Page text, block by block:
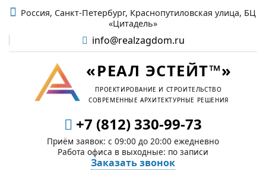
Россия, Санкт-Петербург, Краснопутиловская улица, БЦ
«Цитадель»
info@realzagdom.ru
«РЕАЛ ЭСТЕЙТ™»
ПРОЕКТИРОВАНИЕ И СТРОИТЕЛЬСТВО
СОВРЕМЕННЫЕ АРХИТЕКТУРНЫЕ РЕШЕНИЯ
+7 (812) 330-99-73
Приём заявок: c 09:00 до 20:00 ежедневно
Работа офиса в выходные: по записи
Заказать звонок